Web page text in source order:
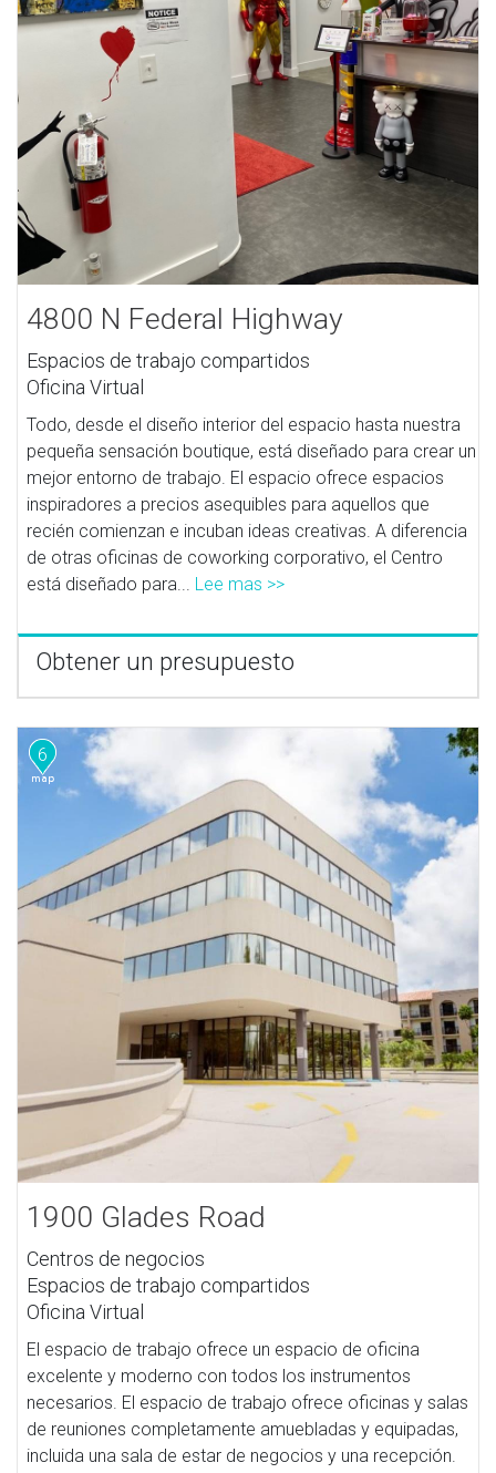
4800 N Federal Highway
Espacios de trabajo compartidos
Oficina Virtual
Todo, desde el diseño interior del espacio hasta nuestra
pequeña sensación boutique, está diseñado para crear un
mejor entorno de trabajo. El espacio ofrece espacios
inspiradores a precios asequibles para aquellos que
recién comienzan e incuban ideas creativas. A diferencia
de otras oficinas de coworking corporativo, el Centro
está diseñado para... Lee mas >>
Obtener un presupuesto
6
1900 Glades Road
Centros de negocios
Espacios de trabajo compartidos
Oficina Virtual
El espacio de trabajo ofrece un espacio de oficina
excelente y moderno con todos los instrumentos
necesarios. El espacio de trabajo ofrece oficinas y salas
de reuniones completamente amuebladas y equipadas,
incluida una sala de estar de negocios y una recepción.